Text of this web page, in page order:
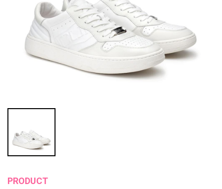
PRODUCT